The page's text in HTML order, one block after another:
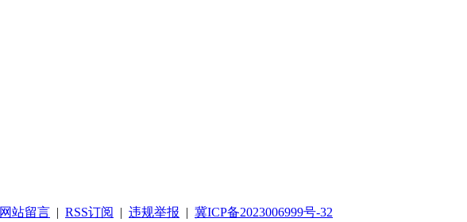
网站留言 | RSS订阅 | 违规举报 | 冀ICP备2023006999号-32